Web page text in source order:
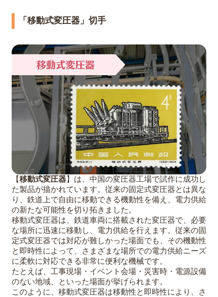
「移動式変圧器」切手
【移動式変圧器】は、中国の変圧器工場で試作に成功し
た製品が描かれています。従来の固定式変圧器とは異な
り、鉄道上で自由に移動できる機動性を備え、電力供給
の新たな可能性を切り拓きました。
移動式変圧器は、鉄道車両に搭載された変圧器で、必要
な場所に迅速に移動し、電力供給を行えます。従来の固
定式変圧器では対応が難しかった場面でも、その機動性
と即時性によって、さまざまな場所での電力供給ニーズ
に柔軟に対応できる非常に便利な機械です。
たとえば、工事現場・イベント会場・災害時・電源設備
のない地域、といった場面が挙げられます。
このように、移動式変圧器は移動性と即時性により、さ